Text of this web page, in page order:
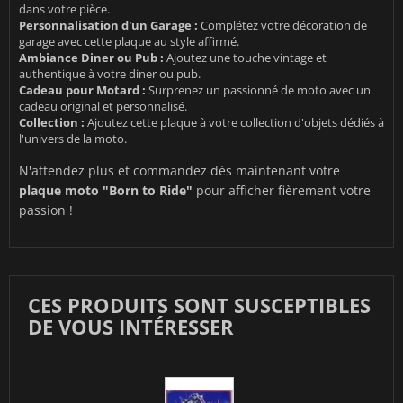
dans votre pièce.
Personnalisation d'un Garage : Complétez votre décoration de
garage avec cette plaque au style affirmé.
Ambiance Diner ou Pub : Ajoutez une touche vintage et
authentique à votre diner ou pub.
Cadeau pour Motard : Surprenez un passionné de moto avec un
cadeau original et personnalisé.
Collection : Ajoutez cette plaque à votre collection d'objets dédiés à
l'univers de la moto.
N'attendez plus et commandez dès maintenant votre
plaque moto "Born to Ride" pour afficher fièrement votre
passion !
CES PRODUITS SONT SUSCEPTIBLES
DE VOUS INTÉRESSER